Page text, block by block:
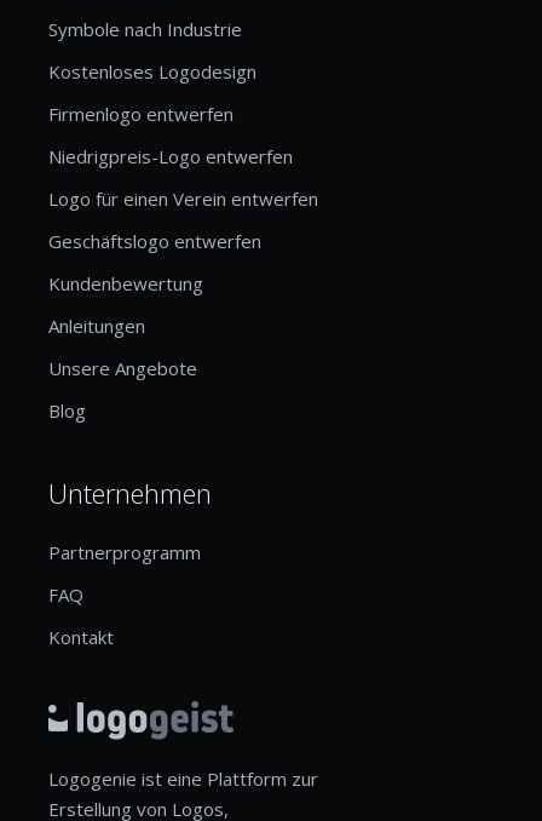
Symbole nach Industrie
Kostenloses Logodesign
Firmenlogo entwerfen
Niedrigpreis-Logo entwerfen
Logo für einen Verein entwerfen
Geschäftslogo entwerfen
Kundenbewertung
Anleitungen
Unsere Angebote
Blog
Unternehmen
Partnerprogramm
FAQ
Kontakt
Logogenie ist eine Plattform zur
Erstellung von Logos,